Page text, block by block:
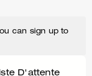
can sign up to
D'attente